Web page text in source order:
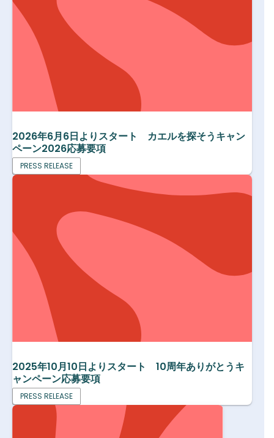
2026年6月6日よりスタート カエルを探そうキャン
ペーン2026応募要項
PRESS RELEASE
2025年10月10日よりスタート 10周年ありがとうキ
ャンペーン応募要項
PRESS RELEASE